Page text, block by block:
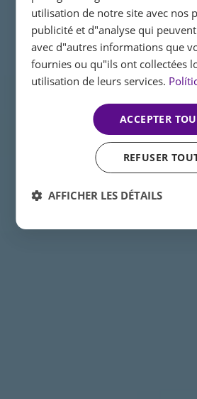
utilisation de notre site avec nos
publicité et d"analyse qui
avec d"autres informations que
fournies ou qu"ils ont collectées
utilisation de leurs services.
ACCEPTER
REFUSER
AFFICHER LES DÉTAILS